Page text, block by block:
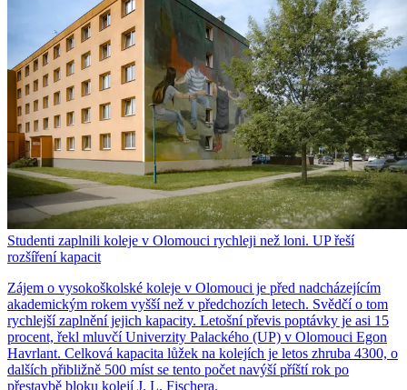
Studenti zaplnili koleje v Olomouci rychleji než loni. UP řeší
rozšíření kapacit
Zájem o vysokoškolské koleje v Olomouci je před nadcházejícím
akademickým rokem vyšší než v předchozích letech. Svědčí o tom
rychlejší zaplnění jejich kapacity. Letošní převis poptávky je asi 15
procent, řekl mluvčí Univerzity Palackého (UP) v Olomouci Egon
Havrlant. Celková kapacita lůžek na kolejích je letos zhruba 4300, o
dalších přibližně 500 míst se tento počet navýší příští rok po
přestavbě bloku kolejí J. L. Fischera.